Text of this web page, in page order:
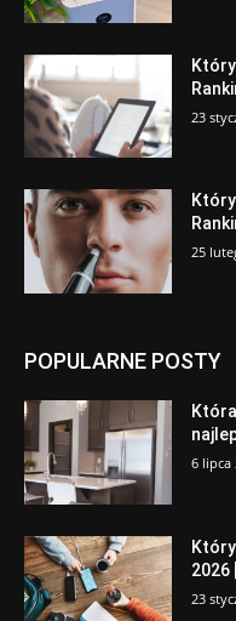
23
25
POPULARNE POSTY
6 lipca
2026
23